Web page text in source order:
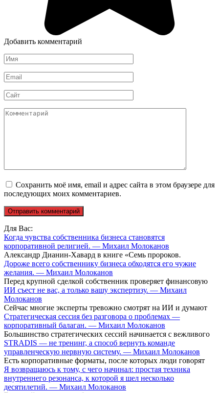
Добавить комментарий
Имя
*
Email
*
Сайт
Комментарий
Сохранить моё имя, email и адрес сайта в этом браузере для
последующих моих комментариев.
Для Вас:
Когда чувства собственника бизнеса становятся
корпоративной религией. — Михаил Молоканов
Александр Дианин-Хавард в книге «Семь пророков.
Дороже всего собственнику бизнеса обходятся его чужие
желания. — Михаил Молоканов
Перед крупной сделкой собственник проверяет финансовую
ИИ съест не вас, а только вашу экспертизу. — Михаил
Молоканов
Сейчас многие эксперты тревожно смотрят на ИИ и думают
Стратегическая сессия без разговора о проблемах —
корпоративный балаган. — Михаил Молоканов
Большинство стратегических сессий начинается с вежливого
STRADIS — не тренинг, а способ вернуть команде
управленческую нервную систему. — Михаил Молоканов
Есть корпоративные форматы, после которых люди говорят
Я возвращаюсь к тому, с чего начинал: простая техника
внутреннего резонанса, к которой я шел несколько
десятилетий. — Михаил Молоканов